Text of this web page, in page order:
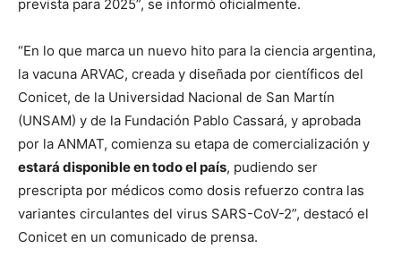
prevista para 2025”, se informó oficialmente.
“En lo que marca un nuevo hito para la ciencia argentina,
la vacuna ARVAC, creada y diseñada por científicos del
Conicet, de la Universidad Nacional de San Martín
(UNSAM) y de la Fundación Pablo Cassará, y aprobada
por la ANMAT, comienza su etapa de comercialización y
estará disponible en todo el país, pudiendo ser
prescripta por médicos como dosis refuerzo contra las
variantes circulantes del virus SARS-CoV-2”, destacó el
Conicet en un comunicado de prensa.